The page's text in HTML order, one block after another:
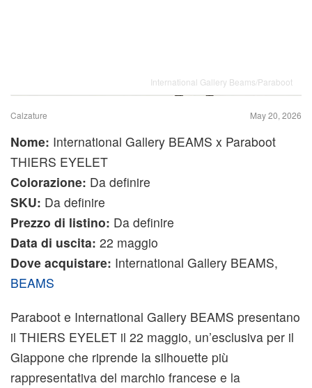
International Gallery Beams/Paraboot
Calzature May 20, 2026
Nome: International Gallery BEAMS x Paraboot
THIERS EYELET
Colorazione: Da definire
SKU: Da definire
Prezzo di listino: Da definire
Data di uscita: 22 maggio
Dove acquistare: International Gallery BEAMS,
BEAMS
Paraboot e International Gallery BEAMS presentano
il THIERS EYELET il 22 maggio, un’esclusiva per il
Giappone che riprende la silhouette più
rappresentativa del marchio francese e la